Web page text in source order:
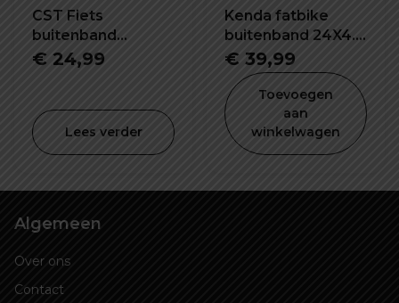
CST Fiets
buitenband
26x1.95 inch C1820
€ 24,99
Lees verder
Kenda fatbike
buitenband 24X4.0
inch K1188
€ 39,99
Toevoegen
aan
winkelwagen
Algemeen
Over ons
Contact